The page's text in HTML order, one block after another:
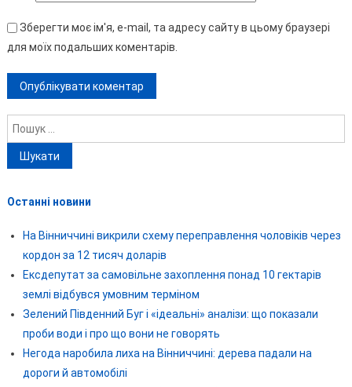
Зберегти моє ім'я, e-mail, та адресу сайту в цьому браузері
для моїх подальших коментарів.
Пошук:
Останні новини
На Вінниччині викрили схему переправлення чоловіків через
кордон за 12 тисяч доларів
Ексдепутат за самовільне захоплення понад 10 гектарів
землі відбувся умовним терміном
Зелений Південний Буг і «ідеальні» аналізи: що показали
проби води і про що вони не говорять
Негода наробила лиха на Вінниччині: дерева падали на
дороги й автомобілі